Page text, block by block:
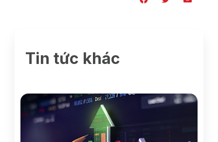
Tin tức khác